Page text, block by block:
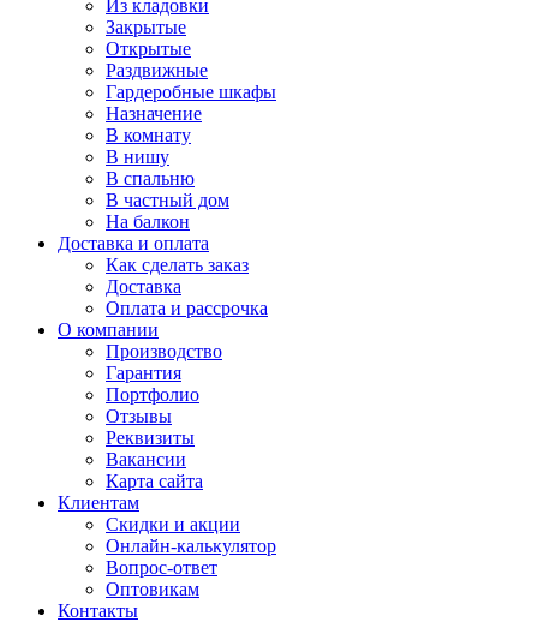
Из кладовки
Закрытые
Открытые
Раздвижные
Гардеробные шкафы
Назначение
В комнату
В нишу
В спальню
В частный дом
На балкон
Доставка и оплата
Как сделать заказ
Доставка
Оплата и рассрочка
О компании
Производство
Гарантия
Портфолио
Отзывы
Реквизиты
Вакансии
Карта сайта
Клиентам
Скидки и акции
Онлайн-калькулятор
Вопрос-ответ
Оптовикам
Контакты